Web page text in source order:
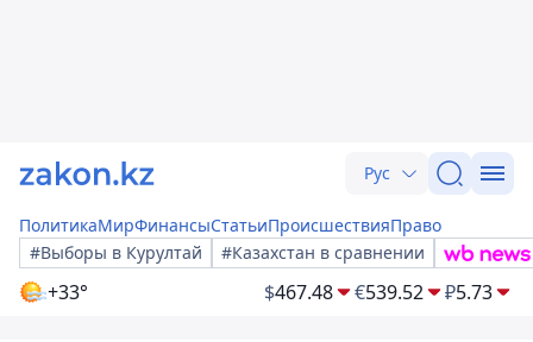
Рус
ПолитикаМирФинансыСтатьиПроисшествияПраво
#Выборы в Курултай
#Казахстан в сравнении
+33° $467.48 €539.52 ₽5.73